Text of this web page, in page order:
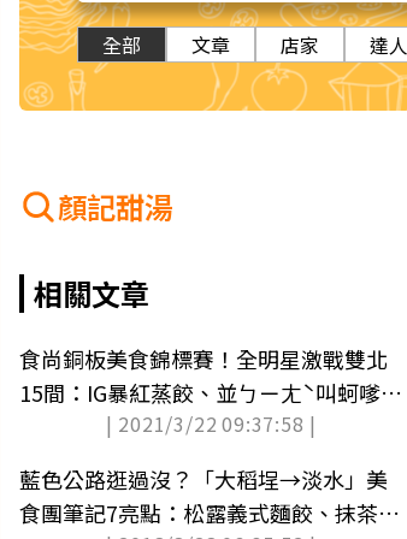
全部 文章 店家 達人
顏記甜湯
相關文章
食尚銅板美食錦標賽！全明星激戰雙北
15間：IG暴紅蒸餃、並ㄅㄧㄤˋ叫蚵嗲、
| 2021/3/22 09:37:58 |
藍色公路逛過沒？「大稻埕→淡水」美
食團筆記7亮點：松露義式麵餃、抹茶煉